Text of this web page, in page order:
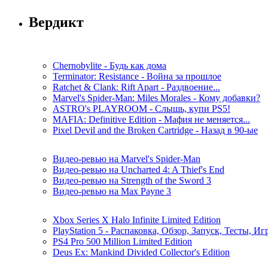
Вердикт
Chernobylite - Будь как дома
Terminator: Resistance - Война за прошлое
Ratchet & Clank: Rift Apart - Раздвоение...
Marvel's Spider-Man: Miles Morales - Кому добавки?
ASTRO's PLAYROOM - Слышь, купи PS5!
MAFIA: Definitive Edition - Мафия не меняется...
Pixel Devil and the Broken Cartridge - Назад в 90-ые
Видео-ревью на Marvel's Spider-Man
Видео-ревью на Uncharted 4: A Thief's End
Видео-ревью на Strength of the Sword 3
Видео-ревью на Max Payne 3
Xbox Series X Halo Infinite Limited Edition
PlayStation 5 - Распаковка, Обзор, Запуск, Тесты,
PS4 Pro 500 Million Limited Edition
Deus Ex: Mankind Divided Collector's Edition